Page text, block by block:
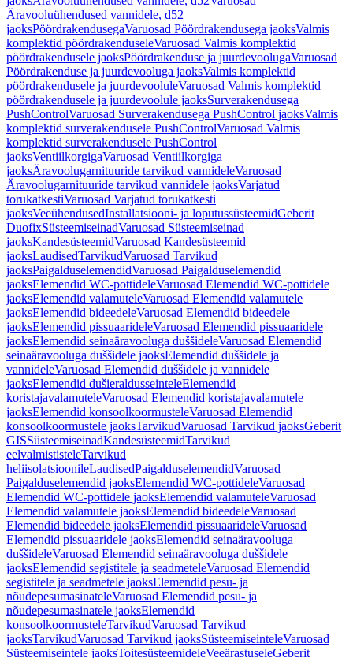
Äravooluühendused vannidele, d52
jaoksPöördrakendusegaVaruosad Pöördrakendusega jaoksValmis
komplektid pöördrakenduseleVaruosad Valmis komplektid
pöördrakendusele jaoksPöördrakenduse ja juurdevoolugaVaruosad
Pöördrakenduse ja juurdevooluga jaoksValmis komplektid
pöördrakendusele ja juurdevooluleVaruosad Valmis komplektid
pöördrakendusele ja juurdevoolule jaoksSurverakendusega
PushControlVaruosad Surverakendusega PushControl jaoksValmis
komplektid surverakendusele PushControlVaruosad Valmis
komplektid surverakendusele PushControl
jaoksVentiilkorgigaVaruosad Ventiilkorgiga
jaoksÄravoolugarnituuride tarvikud vannideleVaruosad
Äravoolugarnituuride tarvikud vannidele jaoksVarjatud
torukatkestiVaruosad Varjatud torukatkesti
jaoksVeeühendusedInstallatsiooni- ja loputussüsteemidGeberit
DuofixSüsteemiseinadVaruosad Süsteemiseinad
jaoksKandesüsteemidVaruosad Kandesüsteemid
jaoksLaudisedTarvikudVaruosad Tarvikud
jaoksPaigalduselemendidVaruosad Paigalduselemendid
jaoksElemendid WC-pottideleVaruosad Elemendid WC-pottidele
jaoksElemendid valamuteleVaruosad Elemendid valamutele
jaoksElemendid bideedeleVaruosad Elemendid bideedele
jaoksElemendid pissuaarideleVaruosad Elemendid pissuaaridele
jaoksElemendid seinaäravooluga duššideleVaruosad Elemendid
seinaäravooluga duššidele jaoksElemendid duššidele ja
vannideleVaruosad Elemendid duššidele ja vannidele
jaoksElemendid dušieraldusseinteleElemendid
koristajavalamuteleVaruosad Elemendid koristajavalamutele
jaoksElemendid konsoolkoormusteleVaruosad Elemendid
konsoolkoormustele jaoksTarvikudVaruosad Tarvikud jaoksGeberit
GISSüsteemiseinadKandesüsteemidTarvikud
eelvalmististeleTarvikud
heliisolatsioonileLaudisedPaigalduselemendidVaruosad
Paigalduselemendid jaoksElemendid WC-pottideleVaruosad
Elemendid WC-pottidele jaoksElemendid valamuteleVaruosad
Elemendid valamutele jaoksElemendid bideedeleVaruosad
Elemendid bideedele jaoksElemendid pissuaarideleVaruosad
Elemendid pissuaaridele jaoksElemendid seinaäravooluga
duššideleVaruosad Elemendid seinaäravooluga duššidele
jaoksElemendid segistitele ja seadmeteleVaruosad Elemendid
segistitele ja seadmetele jaoksElemendid pesu- ja
nõudepesumasinateleVaruosad Elemendid pesu- ja
nõudepesumasinatele jaoksElemendid
konsoolkoormusteleTarvikudVaruosad Tarvikud
jaoksTarvikudVaruosad Tarvikud jaoksSüsteemiseinteleVaruosad
Süsteemiseintele jaoksToitesüsteemideleVeeärastuseleGeberit